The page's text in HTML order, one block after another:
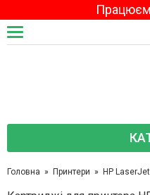
Головна Принтери HP